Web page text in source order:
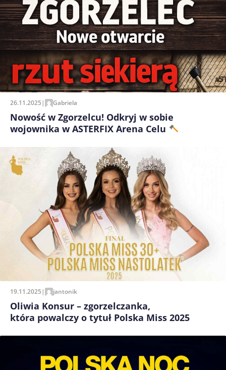
26.11.2025| Gabriela
Nowość w Zgorzelcu! Odkryj w sobie
wojownika w ASTERFIX Arena Celu
19.11.2025| jantonik
Oliwia Konsur – zgorzelczanka,
która powalczy o tytuł Polska Miss 2025